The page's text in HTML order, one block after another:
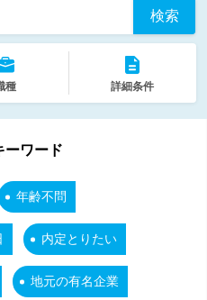
検索
種 詳細条件
ーワード
年齢不問
内定とりたい
地元の有名企業